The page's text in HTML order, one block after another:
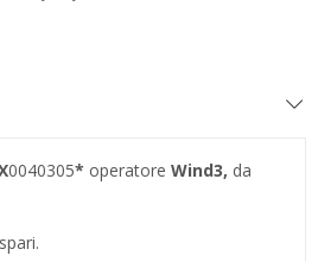
0040305* operatore Wind3, da